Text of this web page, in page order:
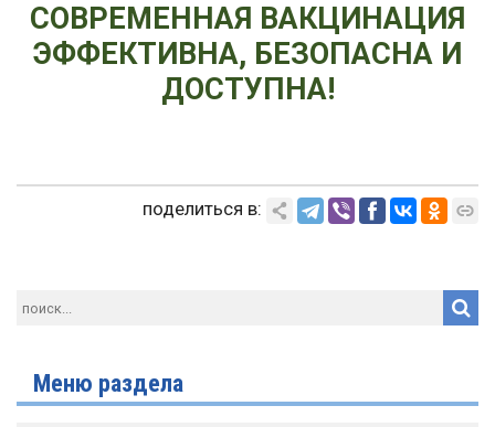
СОВРЕМЕННАЯ ВАКЦИНАЦИЯ
ЭФФЕКТИВНА, БЕЗОПАСНА И
ДОСТУПНА!
поделиться в:
Меню раздела